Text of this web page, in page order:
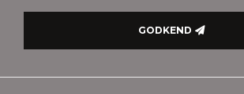
GODKEND